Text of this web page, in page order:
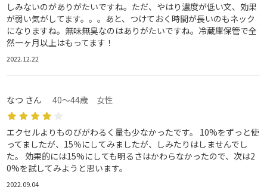
しみないのがありがたいですね。ただ、やはり濃度が低い文、効果
が弱い気がしてます。。。あと、つけておく時間が長いのもネック
になりますね。無味無臭なのはありがたいですね。冷蔵庫保管で全
然一ヶ月以上はもってます！
2022.12.22
なつ さん 40～44歳 女性
エクセルよりものびがわるく量も少なかったです。 10%をずっと使
ってましたが、15％にしてみましたが、しみたりはしませんでし
た。 効果的には15%にしても明るさはかわらなかったので、次は2
0%を試してみようと思います。
2022.09.04